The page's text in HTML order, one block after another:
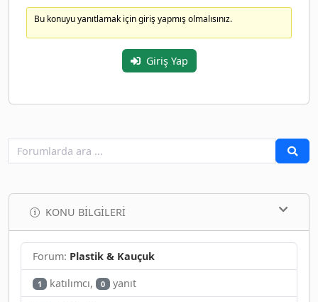
Bu konuyu yanıtlamak için giriş yapmış olmalısınız.
Giriş Yap
KONU BILGILERI
Forum: Plastik & Kauçuk
1 katılımcı, 0 yanıt